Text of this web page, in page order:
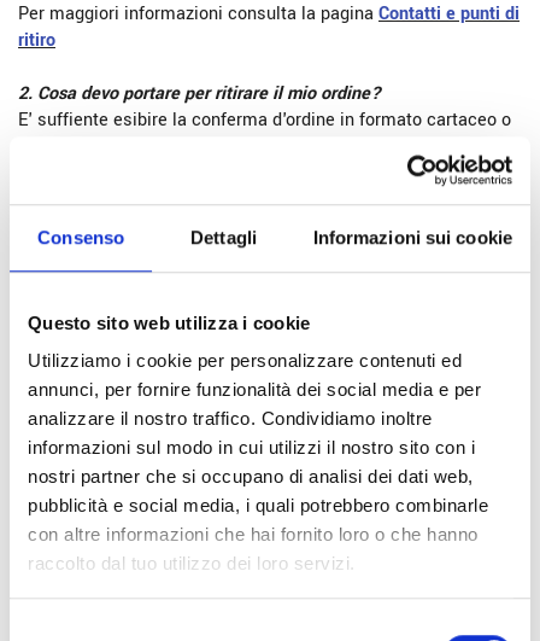
Consenso Dettagli Informazioni sui cookie
Questo sito web utilizza i cookie
Utilizziamo i cookie per personalizzare contenuti ed
annunci, per fornire funzionalità dei social media e per
analizzare il nostro traffico. Condividiamo inoltre
informazioni sul modo in cui utilizzi il nostro sito con i
nostri partner che si occupano di analisi dei dati web,
pubblicità e social media, i quali potrebbero combinarle
con altre informazioni che hai fornito loro o che hanno
raccolto dal tuo utilizzo dei loro servizi.
Per maggiori informazioni consulta la pagina Contatti e punti di
ritiro
2. Cosa devo portare per ritirare il mio ordine?
E' suffiente esibire la conferma d'ordine in formato cartaceo o
Resi e rimborsi
1. Quanto tempo ho per effettuare un reso?
Le spese di spedizione del reso sono a carico del cliente.
3. Quando e come riceverò il rimborso?
Una volta ricevuto e verificato il reso, rimborseremo solo il
costo della merce, escluse le spese di spedizione iniziali.
Magiori informazioni
Per maggiori informazioni consulta la pagina